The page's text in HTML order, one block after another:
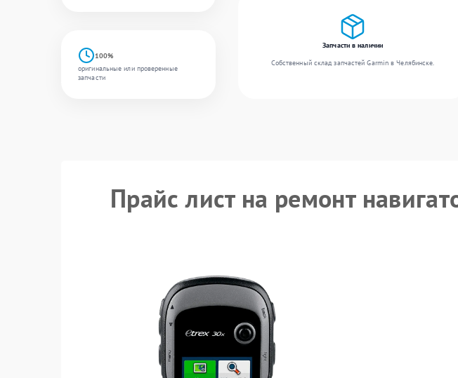
100%
оригинальные или проверенные
запчасти
Запчасти в наличии
Собственный склад запчастей Garmin в Челябинске.
Прайс лист на ремонт